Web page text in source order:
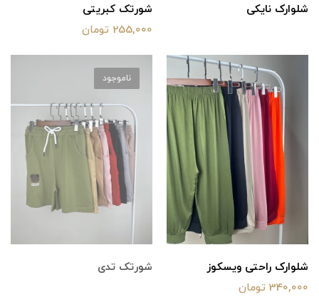
شلوارک نایکی
شورتک کبریتی
255,000 تومان
شلوارک راحتی ویسکوز
340,000 تومان
شورتک تدی
ناموجود